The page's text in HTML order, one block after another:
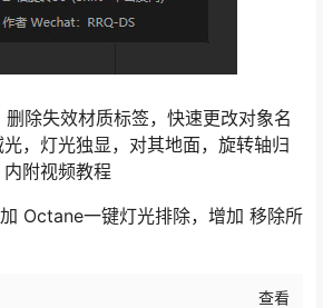
除失效材质标签，快速更改对象名
，灯光独显，对其地面，旋转轴归
附视频教程
Octane一键灯光排除，增加 移除所
查看